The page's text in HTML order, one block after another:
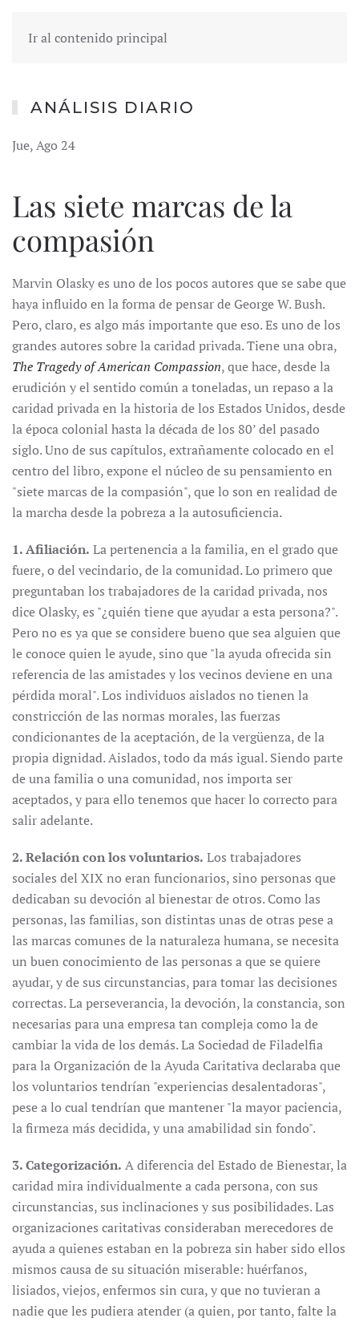
Ir al contenido principal
ANÁLISIS DIARIO
Jue, Ago 24
Las siete marcas de la
compasión
Marvin Olasky es uno de los pocos autores que se sabe que
haya influido en la forma de pensar de George W. Bush.
Pero, claro, es algo más importante que eso. Es uno de los
grandes autores sobre la caridad privada. Tiene una obra,
The Tragedy of American Compassion, que hace, desde la
erudición y el sentido común a toneladas, un repaso a la
caridad privada en la historia de los Estados Unidos, desde
la época colonial hasta la década de los 80’ del pasado
siglo. Uno de sus capítulos, extrañamente colocado en el
centro del libro, expone el núcleo de su pensamiento en
"siete marcas de la compasión", que lo son en realidad de
la marcha desde la pobreza a la autosuficiencia.
1. Afiliación. La pertenencia a la familia, en el grado que
fuere, o del vecindario, de la comunidad. Lo primero que
preguntaban los trabajadores de la caridad privada, nos
dice Olasky, es "¿quién tiene que ayudar a esta persona?".
Pero no es ya que se considere bueno que sea alguien que
le conoce quien le ayude, sino que "la ayuda ofrecida sin
referencia de las amistades y los vecinos deviene en una
pérdida moral". Los individuos aislados no tienen la
constricción de las normas morales, las fuerzas
condicionantes de la aceptación, de la vergüenza, de la
propia dignidad. Aislados, todo da más igual. Siendo parte
de una familia o una comunidad, nos importa ser
aceptados, y para ello tenemos que hacer lo correcto para
salir adelante.
2. Relación con los voluntarios. Los trabajadores
sociales del XIX no eran funcionarios, sino personas que
dedicaban su devoción al bienestar de otros. Como las
personas, las familias, son distintas unas de otras pese a
las marcas comunes de la naturaleza humana, se necesita
un buen conocimiento de las personas a que se quiere
ayudar, y de sus circunstancias, para tomar las decisiones
correctas. La perseverancia, la devoción, la constancia, son
necesarias para una empresa tan compleja como la de
cambiar la vida de los demás. La Sociedad de Filadelfia
para la Organización de la Ayuda Caritativa declaraba que
los voluntarios tendrían "experiencias desalentadoras",
pese a lo cual tendrían que mantener "la mayor paciencia,
la firmeza más decidida, y una amabilidad sin fondo".
3. Categorización. A diferencia del Estado de Bienestar, la
caridad mira individualmente a cada persona, con sus
circunstancias, sus inclinaciones y sus posibilidades. Las
organizaciones caritativas consideraban merecedores de
ayuda a quienes estaban en la pobreza sin haber sido ellos
mismos causa de su situación miserable: huérfanos,
lisiados, viejos, enfermos sin cura, y que no tuvieran a
nadie que les pudiera atender (a quien, por tanto, falte la